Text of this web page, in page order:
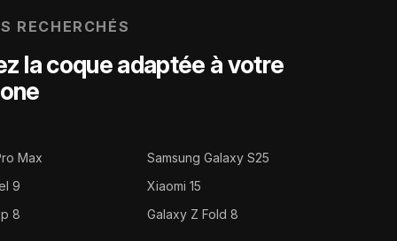
RECHERCHÉS
la coque adaptée à votre
Max
Samsung Galaxy S25
9
Xiaomi 15
8
Galaxy Z Fold 8